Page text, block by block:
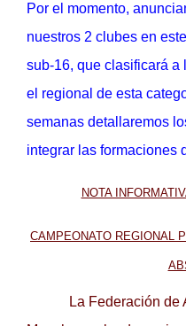
Por el momento,
nuestros 2 clubes en
sub-16, que clasificará a
el regional de esta
semanas detallaremos
integrar las formaciones
NOTA
CAMPEONATO REGIONAL
La Federación de